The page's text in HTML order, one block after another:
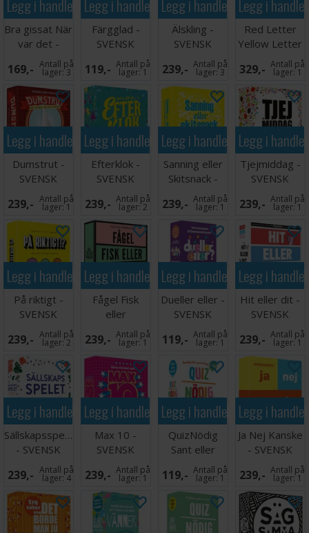
Legg i handlekurven
Bra gissat När
var det -
SVENSK
169,- Antall på
lager:3
Legg i handlekurven
Färgglad -
SVENSK
119,- Antall på
lager:1
Legg i handlekurven
Älskling -
SVENSK
239,- Antall på
lager:3
Legg i
Red Letter
Yellow Letter
Partyspill
329,- Antall på
lager:1
Legg i handlekurven
Dumstrut -
SVENSK
239,- Antall på
lager:1
Legg i handlekurven
Efterklok -
SVENSK
239,- Antall på
lager:2
Legg i handlekurven
Sanning eller
Skitsnack -
SVENSK
239,- Antall på
lager:1
Legg i
Tjejmiddag -
SVENSK
239,- Antall på
lager:1
Legg i handlekurven
På riktigt -
SVENSK
239,- Antall på
lager:2
Legg i handlekurven
Fågel Fisk
eller
Mittemellan -
SVENSK
239,- Antall på
lager:1
Legg i handlekurven
Dueller eller -
SVENSK
119,- Antall på
lager:1
Legg i
Hit eller dit -
SVENSK
239,- Antall på
lager:1
Legg i handlekurven
Sällskapsspelet
- SVENSK
239,- Antall på
lager:4
Legg i handlekurven
Max 10 -
SVENSK
239,- Antall på
lager:1
Legg i handlekurven
QuizNödig
Sant eller
Falskt -
SVENSK
119,- Antall på
lager:1
Legg i
Ja Nej Kanske
- SVENSK
239,- Antall på
lager:1